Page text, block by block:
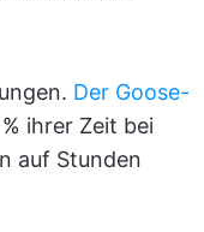
Der Goose-
ihrer Zeit bei
auf Stunden